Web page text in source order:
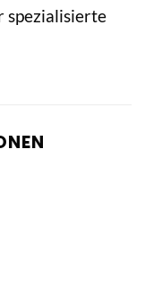
spezialisierte